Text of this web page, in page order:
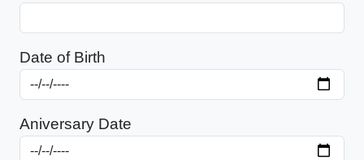
Date of Birth
Aniversary Date